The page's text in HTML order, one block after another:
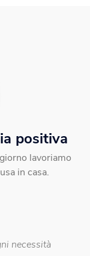
positiva
lavoriamo
in casa.
necessità